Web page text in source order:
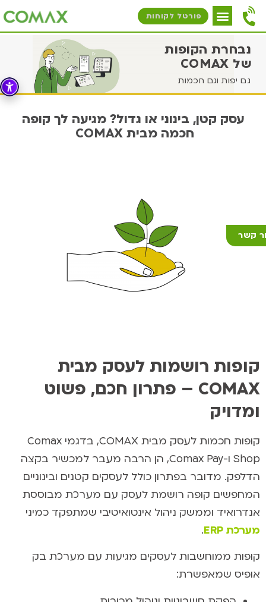
פורטל לקוחות
קשר
נבחרת הקופות
של COMAX
גם יפות וגם חכמות
עסק קטן, בינוני או גדול? מגיעה לך קופה
חכמה מבית COMAX​ ​
קופות רושמות לעסק מבית
COMAX – פתרון חכם, פשוט
ומדויק
קופות חכמות לעסק מבית COMAX, בדגמי Comax
Shop ו-Comax Pay, הן הרבה מעבר למכשיר בקצה
הדלפק. מדובר בפתרון כולל לעסקים קטנים ובינוניים
המחפשים קופה רושמת לעסק עם מערכת מבוססת
אנדרואיד וממשק ניהול אינטואיטיבי שמתפקד כמיני
מערכת ERP
.
קופות ממוחשבות לעסקים מגיעות עם מערכת בק
אופיס שמאפשרת: